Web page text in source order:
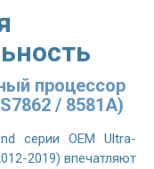
процессор
/ 8581A)
серии OEM Ultra-
2019) впечатляют